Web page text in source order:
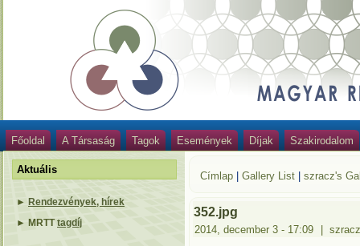
Főoldal A Társaság Tagok Események Díjak Szakirodalom
Aktuális
► Rendezvények, hírek
► MRTTtagdíj
Címlap |Gallery List |szracz's
352.jpg
2014, december 3 - 17:09